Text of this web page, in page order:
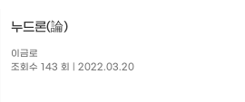
누드론(論)
이금로
조회수 143 회
| 2022.03.20